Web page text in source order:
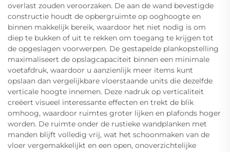
overlast zouden veroorzaken. De aan de wand bevestigde
constructie houdt de opbergruimte op ooghoogte en
binnen makkelijk bereik, waardoor het niet nodig is om
diep te bukken of uit te rekken om toegang te krijgen tot
de opgeslagen voorwerpen. De gestapelde plankopstelling
maximaliseert de opslagcapaciteit binnen een minimale
voetafdruk, waardoor u aanzienlijk meer items kunt
opslaan dan vergelijkbare vloerstaande units die dezelfde
verticale hoogte innemen. Deze nadruk op verticaliteit
creëert visueel interessante effecten en trekt de blik
omhoog, waardoor ruimtes groter lijken en plafonds hoger
worden. De ruimte onder de rustieke wandplanken met
manden blijft volledig vrij, wat het schoonmaken van de
vloer vergemakkelijkt en een open, onoverzichtelijke